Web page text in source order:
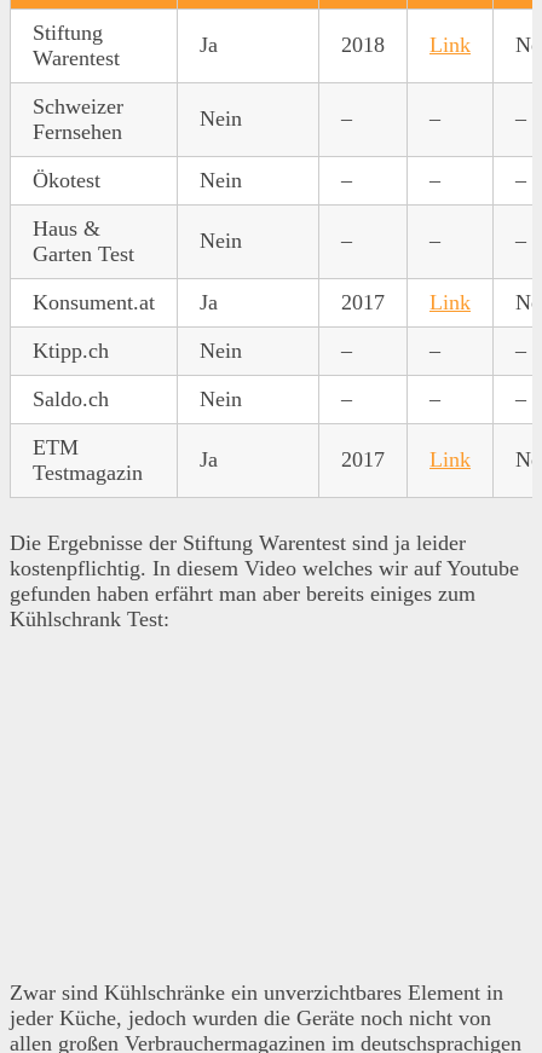
Stiftung
Warentest
Ja 2018 Link
Schweizer
Fernsehen
Nein – – –
Ökotest Nein – –
–
Haus &
Garten Test
Nein – – –
Konsument.at Ja 2017 Link
Ktipp.ch
Nein – –
–
Saldo.ch
Nein – –
–
ETM
Testmagazin
Ja 2017 Link
Die Ergebnisse der Stiftung Warentest sind ja leider
kostenpflichtig. In diesem Video welches wir auf Youtube
gefunden haben erfährt man aber bereits einiges zum
Kühlschrank Test:
Zwar sind Kühlschränke ein unverzichtbares Element in
jeder Küche, jedoch wurden die Geräte noch nicht von
allen großen Verbrauchermagazinen im deutschsprachigen